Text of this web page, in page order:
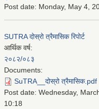
Post date: Monday, May 4,
SUTRA दोस्रो त्रैमासिक रिपोर्ट
आर्थिक वर्ष:
२०८२/०८३
Documents:
SuTRA__दोस्रो त्रैमासिक.pdf
Post date: Wednesday,
10:18